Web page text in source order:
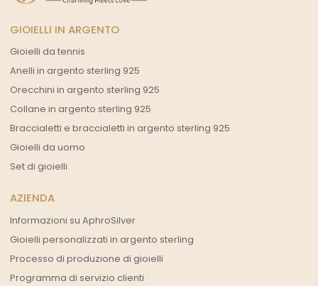
GIOIELLI IN ARGENTO
Gioielli da tennis
Anelli in argento sterling 925
Orecchini in argento sterling 925
Collane in argento sterling 925
Braccialetti e braccialetti in argento sterling 925
Gioielli da uomo
Set di gioielli
AZIENDA
Informazioni su AphroSilver
Gioielli personalizzati in argento sterling
Processo di produzione di gioielli
Programma di servizio clienti